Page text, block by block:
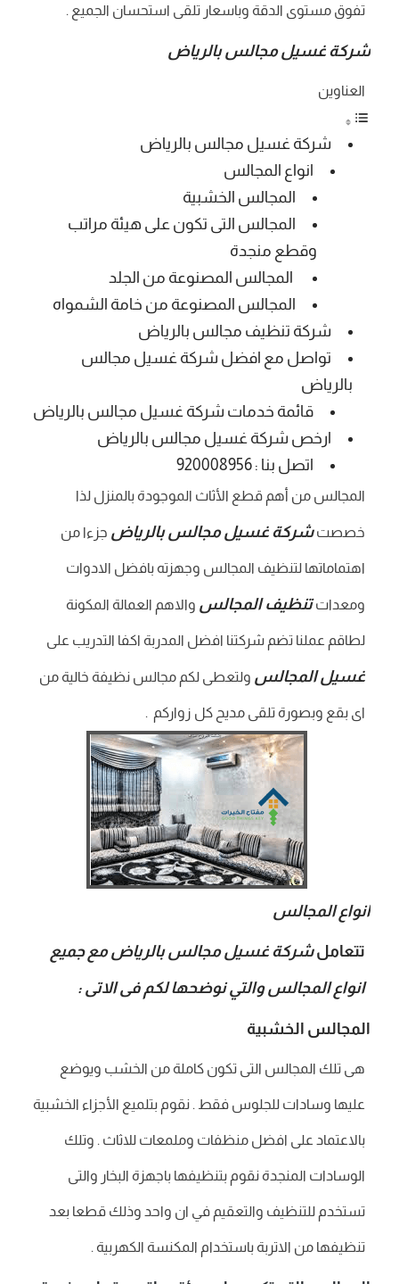
تفوق مستوى الدقة وباسعار تلقى استحسان الجميع .
شركة غسيل مجالس بالرياض
العناوين
شركة غسيل مجالس بالرياض
انواع المجالس
المجالس الخشبية
المجالس التى تكون على هيئة مراتب
وقطع منجدة
المجالس المصنوعة من الجلد
المجالس المصنوعة من خامة الشمواه
شركة تنظيف مجالس بالرياض
تواصل مع افضل شركة غسيل مجالس
بالرياض
قائمة خدمات شركة غسيل مجالس بالرياض
ارخص شركة غسيل مجالس بالرياض
اتصل بنا : 920008956
المجالس من أهم قطع الأثاث الموجودة بالمنزل لذا
خصصتشركة غسيل مجالس بالرياض جزءا من
اهتماماتها لتنظيف المجالس وجهزته بافضل الادوات
ومعداتتنظيف المجالس والاهم العمالة المكونة
لطاقم عملنا تضم شركتنا افضل المدربة اكفا التدريب على
غسيل المجالس ولتعطى لكم مجالس نظيفة خالية من
اى بقع وبصورة تلقى مديح كل زواركم .
انواع المجالس
تتعاملشركة غسيل مجالس بالرياض مع جميع
انواع المجالس والتي نوضحها لكم فى الاتى :
المجالس الخشبية
هى تلك المجالس التى تكون كاملة من الخشب ويوضع
عليها وسادات للجلوس فقط . نقوم بتلميع الأجزاء الخشبية
بالاعتماد على افضل منظفات وملمعات للاثاث . وتلك
الوسادات المنجدة نقوم بتنظيفها باجهزة البخار والتى
تستخدم للتنظيف والتعقيم في ان واحد وذلك قطعا بعد
تنظيفها من الاتربة باستخدام المكنسة الكهربية .